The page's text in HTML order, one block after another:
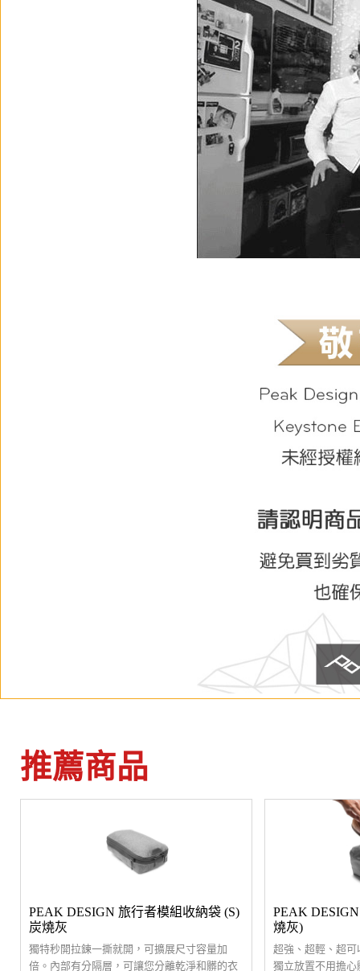
推薦商品
PEAK DESIGN 旅行者模組收納袋 (S)
炭燒灰
獨特秒開拉鍊一撕就開，可擴展尺寸容量加
倍。內部有分隔層，可讓您分離乾淨和髒的衣
PEAK
燒灰)
超強、超輕、超
獨立放置不用擔